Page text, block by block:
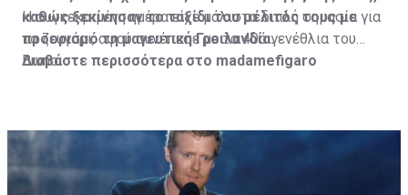
καθώς ξεκίνησαν το ταξίδι του μέλιτός τους με
προορισμό τη μαγευτική Γροιλανδία.
Η συγκεκριμένη ημέρα είχε μάλιστα διπλή σημασία για
το ζευγάρι, αφού συνέπεσε με τα 40ά γενέθλια του
Bruno.
Διαβάστε περισσότερα στο madamefigaro